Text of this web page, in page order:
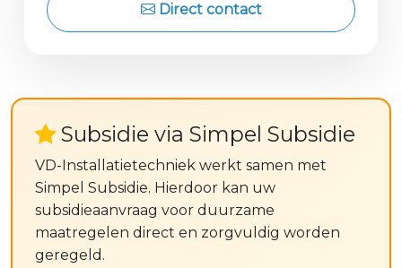
Direct contact
Subsidie via Simpel Subsidie
VD-Installatietechniek werkt samen met
Simpel Subsidie. Hierdoor kan uw
subsidieaanvraag voor duurzame
maatregelen direct en zorgvuldig worden
geregeld.